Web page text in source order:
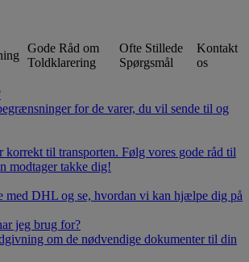
Gode Råd om
Toldklarering
Ofte Stillede
Spørgsmål
Kontakt
os
for de varer, du vil sende til og
korrekt til transporten. Følg vores gode råd til
modtager takke dig!
med DHL og se, hvordan vi kan hjælpe dig på
jeg brug for?
om de nødvendige dokumenter til din